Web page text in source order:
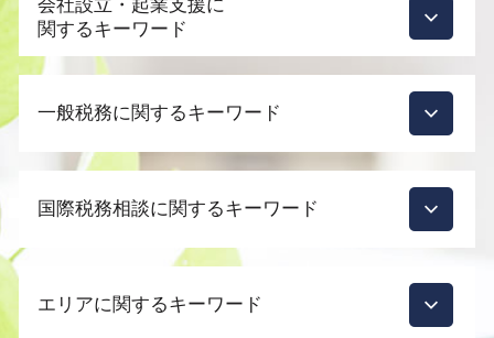
会社設立・起業支援に
関するキーワード
会社設立 必要書類
個人事業主 法人化
会社設立
会社設立後 費用
会社設立 合同会社
一般税務に関するキーワード
税理士 変更
税務調査 時期 個人
節税対策 法人化
国際税務相談に関するキーワード
輸出免税 必要書類
エリアに関するキーワード